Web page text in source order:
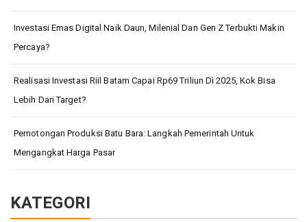
Investasi Emas Digital Naik Daun, Milenial Dan Gen Z Terbukti Makin
Percaya?
Realisasi Investasi Riil Batam Capai Rp69 Triliun Di 2025, Kok Bisa
Lebih Dari Target?
Pemotongan Produksi Batu Bara: Langkah Pemerintah Untuk
Mengangkat Harga Pasar
KATEGORI